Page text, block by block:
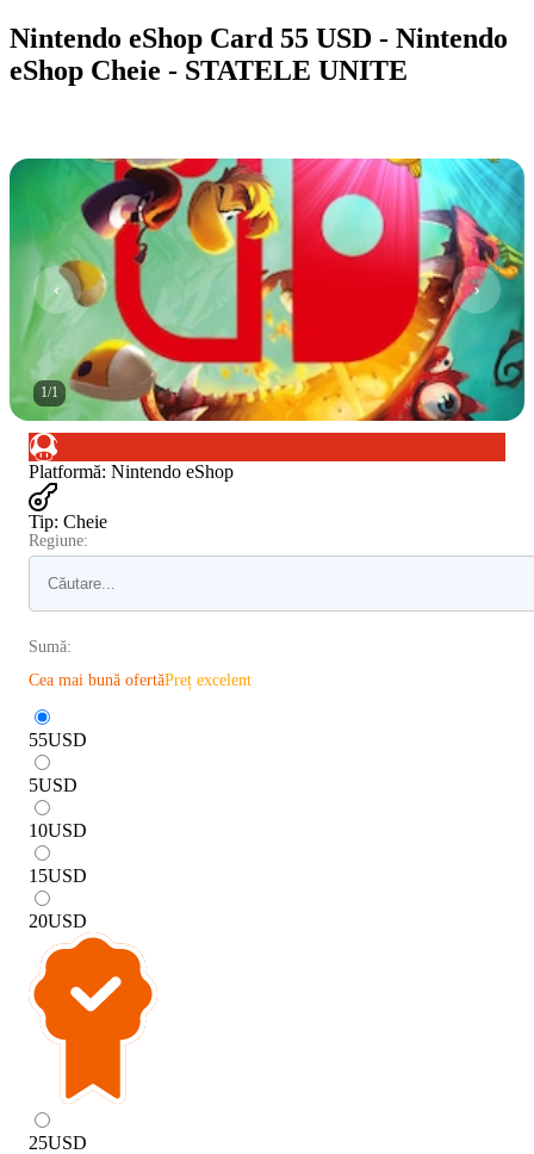
Nintendo eShop Card 55 USD - Nintendo
eShop Cheie - STATELE UNITE
1/1
Platformă: Nintendo eShop
Tip: Cheie
Regiune:
Sumă:
Cea mai bună ofertăPreț excelent
55USD
5USD
10USD
15USD
20USD
25USD